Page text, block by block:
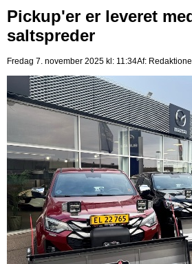
Pickup'er er leveret
saltspreder
Fredag 7. november 2025 kl: 11:34Af: